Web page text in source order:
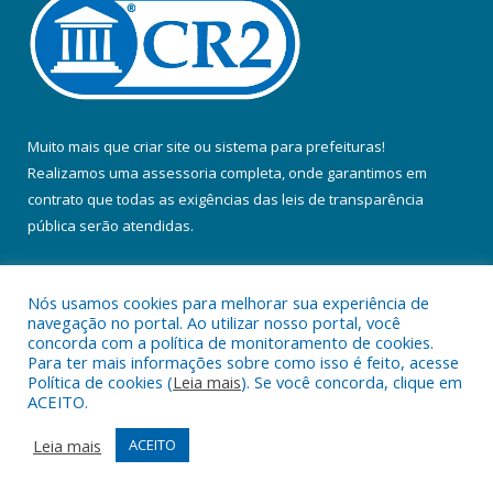
Muito mais que criar site ou sistema para prefeituras!
Realizamos uma assessoria completa, onde garantimos em
contrato que todas as exigências das leis de transparência
pública serão atendidas.
Todos os direitos reservados a Prefeitura Municipal de Colares.
Mapa do Site
Acessar Área Administrativa
Acessar Webmail
Nós usamos cookies para melhorar sua experiência de
navegação no portal. Ao utilizar nosso portal, você
concorda com a política de monitoramento de cookies.
Para ter mais informações sobre como isso é feito, acesse
Política de cookies (Leia mais). Se você concorda, clique em
ACEITO.
Leia mais
ACEITO